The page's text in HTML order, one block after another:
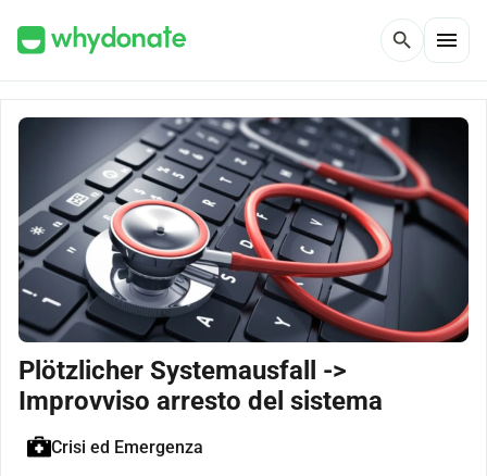
search menu
Plötzlicher Systemausfall ->
Improvviso arresto del sistema
Crisi ed Emergenza